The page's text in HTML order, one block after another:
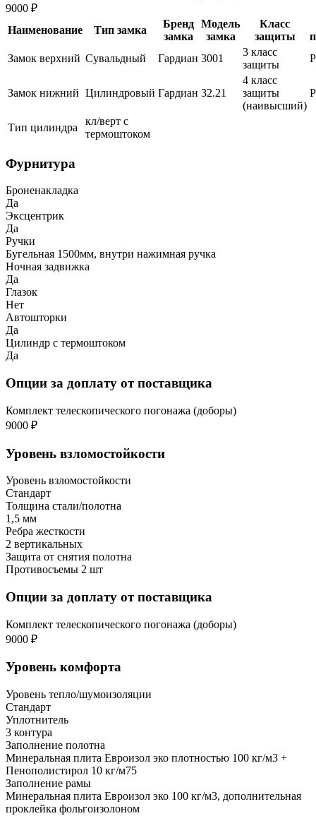
9000 ₽
Наименование
Тип замка
Бренд
замка
Модель
замка
Класс
защиты
Замок верхний Сувальдный Гардиан 3001
3 класс
защиты
Замок нижний Цилиндровый Гардиан 32.21
4 класс
защиты
(наивысший)
Тип цилиндра
кл/верт с
термоштоком
Фурнитура
Броненакладка
Да
Эксцентрик
Да
Ручки
Бугельная 1500мм, внутри нажимная ручка
Ночная задвижка
Да
Глазок
Нет
Автошторки
Да
Цилиндр с термоштоком
Да
Опции за доплату от поставщика
Комплект телескопического погонажа (доборы)
9000 ₽
Уровень взломостойкости
Уровень взломостойкости
Стандарт
Толщина стали/полотна
1,5 мм
Ребра жесткости
2 вертикальных
Защита от снятия полотна
Противосъемы 2 шт
Опции за доплату от поставщика
Комплект телескопического погонажа (доборы)
9000 ₽
Уровень комфорта
Уровень тепло/шумоизоляции
Стандарт
Уплотнитель
3 контура
Заполнение полотна
Минеральная плита Евроизол эко плотностью 100 кг/м3 +
Пенополистирол 10 кг/м75
Заполнение рамы
Минеральная плита Евроизол эко 100 кг/м3, дополнительная
проклейка фольгоизолоном